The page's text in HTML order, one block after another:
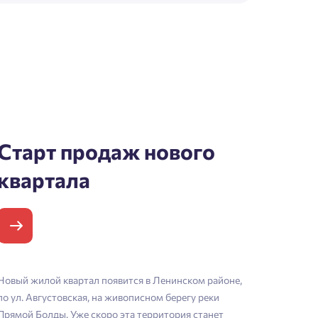
продаж нового
жилой квартал появится в Ленинском районе,
ул. Августовская, на живописном берегу реки
Болды. Уже скоро эта территория станет